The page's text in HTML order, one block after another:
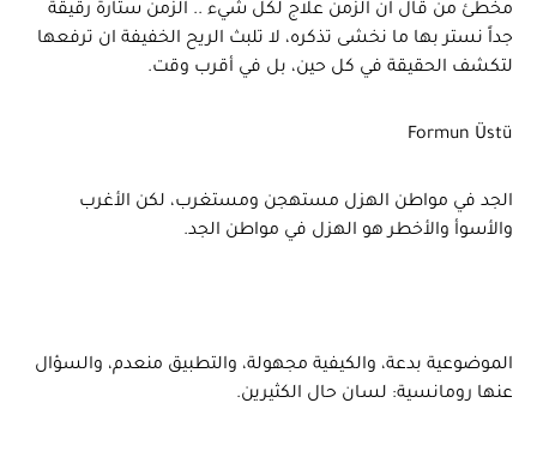
مخطئ من قال ان الزمن علاج لكل شيء .. الزمن ستارة رقيقة
جداً نستر بها ما نخشى تذكره، لا تلبث الريح الخفيفة ان ترفعها
لتكشف الحقيقة في كل حين، بل في أقرب وقت.
Formun Üstü
الجد في مواطن الهزل مستهجن ومستغرب، لكن الأغرب
والأسوأ والأخطر هو الهزل في مواطن الجد.
الموضوعية بدعة، والكيفية مجهولة، والتطبيق منعدم، والسؤال
عنها رومانسية: لسان حال الكثيرين.